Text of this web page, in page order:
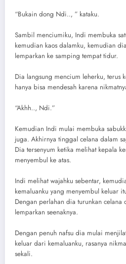
“Bukain dong Ndi.., ” kataku.
Sambil menciumiku, Indi membuka
kemudian kaos dalamku, kemudian dia
lemparkan ke samping tempat tidur.
Dia langsung mencium leherku, terus
hanya bisa mendesah karena
“Akhh.., Ndi.”
Kemudian Indi mulai membuka
juga. Akhirnya tinggal celana dalam
Dia tersenyum ketika melihat kepala
menyembul ke atas.
Indi melihat wajahku sebentar,
kemaluanku yang menyembul keluar
Dengan perlahan dia turunkan
lemparkan seenaknya.
Dengan penuh nafsu dia mulai
keluar dari kemaluanku, rasanya
sekali.